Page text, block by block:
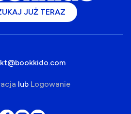
JUŻ TERAZ
lub Logowanie